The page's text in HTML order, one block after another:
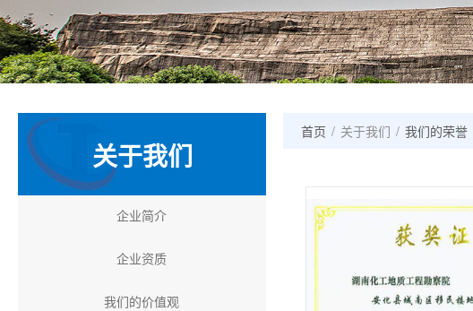
关于我们
企业简介
企业资质
我们的价值观
首页 / 关于我们 / 我们的荣誉